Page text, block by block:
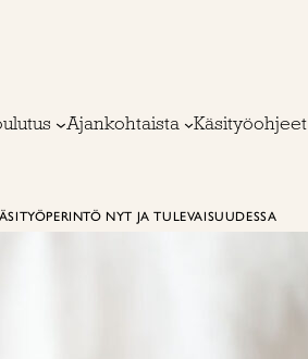
Ajankohtaista Käsityöohjeet
NYT JA TULEVAISUUDESSA